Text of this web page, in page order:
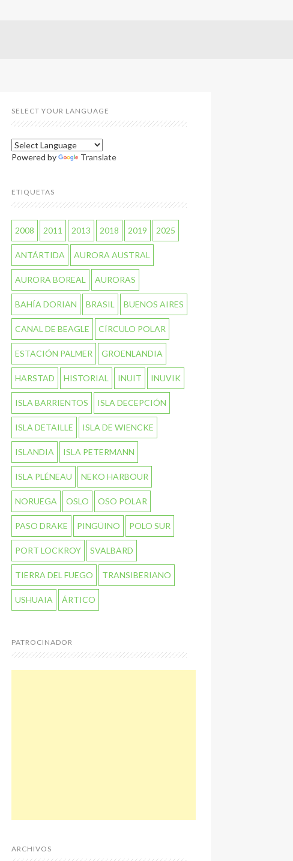
SELECT YOUR LANGUAGE
Powered by Translate
ETIQUETAS
2008 2011 2013 2018 2019 2025
ANTÁRTIDA AURORA AUSTRAL
AURORA BOREAL AURORAS
BAHÍA DORIAN BRASIL BUENOS AIRES
CANAL DE BEAGLE CÍRCULO POLAR
ESTACIÓN PALMER GROENLANDIA
HARSTAD HISTORIAL INUIT INUVIK
ISLA BARRIENTOS ISLA DECEPCIÓN
ISLA DETAILLE ISLA DE WIENCKE
ISLANDIA ISLA PETERMANN
ISLA PLÉNEAU NEKO HARBOUR
NORUEGA OSLO OSO POLAR
PASO DRAKE PINGÜINO POLO SUR
PORT LOCKROY SVALBARD
TIERRA DEL FUEGO TRANSIBERIANO
USHUAIA ÁRTICO
PATROCINADOR
ARCHIVOS